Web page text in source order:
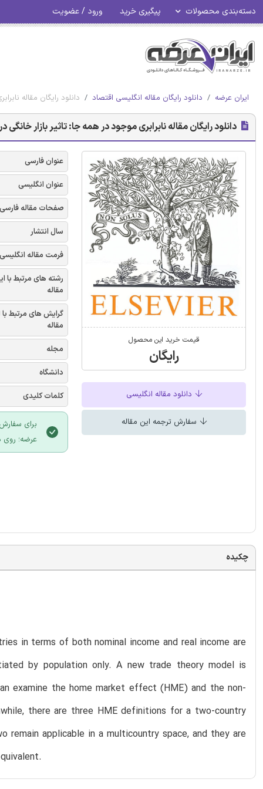
دسته‌بندی محصولات پیگیری خرید ورود / عضویت
ایران عرضه دانلود رایگان مقاله انگلیسی اقتصاد دانلود رایگان مقاله
دانلود رایگان مقاله نابرابری موجود در همه جا: تاثیر بازار
قیمت خرید این محصول
رایگان
دانلود مقاله انگلیسی
سفارش ترجمه این مقاله
عنوان فارسی
عنوان انگلیسی
صفحات مقاله فارسی
سال انتشار
فرمت مقاله انگلیسی
رشته های مرتبط با
مقاله
گرایش های مرتبط با
مقاله
مجله
دانشگاه
کلمات کلیدی
برای
عرضه؛ روی
چکیده
in terms of both nominal income and real income are
by population only. A new trade theory model is
examine the home market effect (HME) and the non-
there are three HME definitions for a two-country
applicable in a multicountry space, and they are